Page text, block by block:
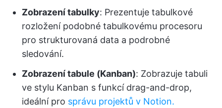
Zobrazení tabulky: Prezentuje tabulkové
rozložení podobné tabulkovému procesoru
pro strukturovaná data a podrobné
sledování.
Zobrazení tabule (Kanban): Zobrazuje tabuli
ve stylu Kanban s funkcí drag-and-drop,
ideální pro správu projektů v Notion.